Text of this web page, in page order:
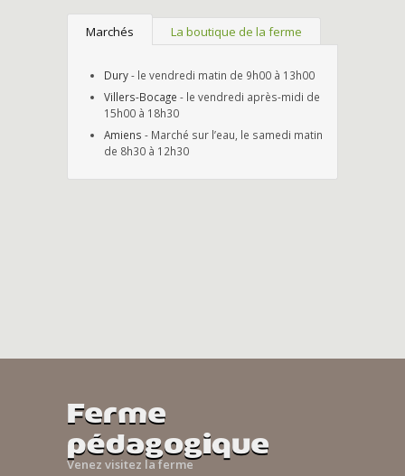
Marchés La boutique de la ferme
Dury- le vendredi matin de 9h00 à 13h00
Villers-Bocage - le vendredi après-midi de
15h00 à 18h30
Amiens - Marché sur l’eau, le samedi matin
de 8h30 à 12h30
Ferme
pédagogique
Venez visitez la ferme